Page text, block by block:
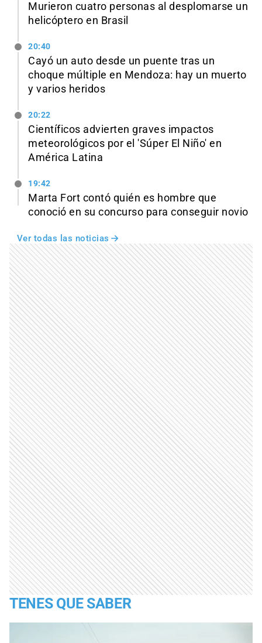
Murieron cuatro personas al desplomarse un
helicóptero en Brasil
20:40
Cayó un auto desde un puente tras un
choque múltiple en Mendoza: hay un muerto
y varios heridos
20:22
Científicos advierten graves impactos
meteorológicos por el 'Súper El Niño' en
América Latina
19:42
Marta Fort contó quién es hombre que
conoció en su concurso para conseguir novio
Ver todas las noticias
TENES QUE SABER